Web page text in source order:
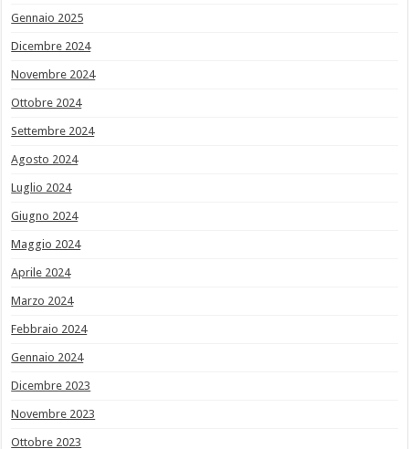
Gennaio 2025
Dicembre 2024
Novembre 2024
Ottobre 2024
Settembre 2024
Agosto 2024
Luglio 2024
Giugno 2024
Maggio 2024
Aprile 2024
Marzo 2024
Febbraio 2024
Gennaio 2024
Dicembre 2023
Novembre 2023
Ottobre 2023